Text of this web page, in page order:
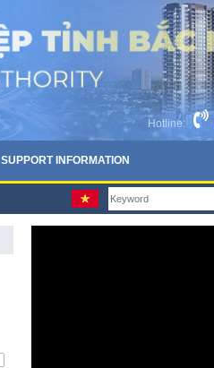
Hotline:
SUPPORT INFORMATION